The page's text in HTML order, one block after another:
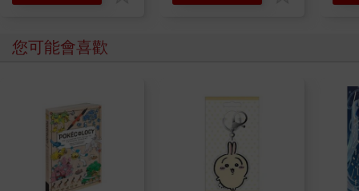
學方法
您可能會喜歡